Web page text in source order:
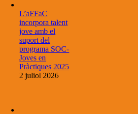
L’aFFaC
incorpora talent
jove amb el
suport del
programa SOC-
Joves en
Pràctiques 2025
2 juliol 2026